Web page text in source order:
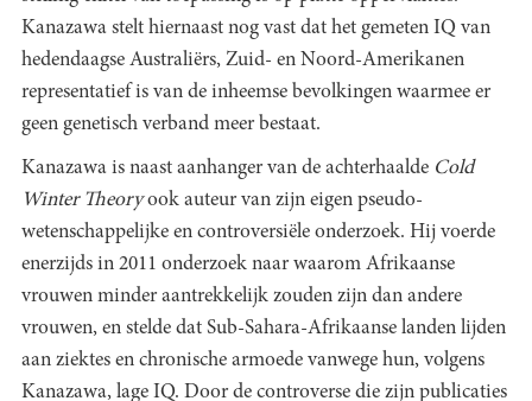
Kanazawa stelt hiernaast nog vast dat het gemeten IQ van
hedendaagse Australiërs, Zuid- en Noord-Amerikanen
representatief is van de inheemse bevolkingen waarmee er
geen genetisch verband meer bestaat.
Kanazawa is naast aanhanger van de achterhaalde Cold
Winter Theoryook auteur van zijn eigen pseudo-
wetenschappelijke en controversiële onderzoek. Hij voerde
enerzijds in 2011 onderzoek naar waarom Afrikaanse
vrouwen minder aantrekkelijk zouden zijn dan andere
vrouwen, en stelde dat Sub-Sahara-Afrikaanse landen lijden
aan ziektes en chronische armoede vanwege hun, volgens
Kanazawa, lage IQ. Door de controverse die zijn publicaties